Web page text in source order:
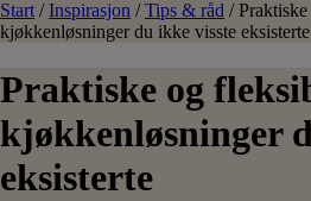
Start / Inspirasjon / Tips & råd /
kjøkkenløsninger du ikke visste eksisterte
Praktiske og
kjøkkenløsninger
eksisterte